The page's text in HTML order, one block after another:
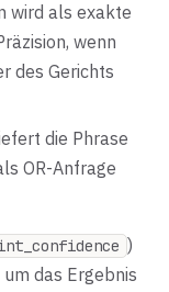
wird als exakte
wenn
des Gerichts
die Phrase
OR-Anfrage
)
das Ergebnis